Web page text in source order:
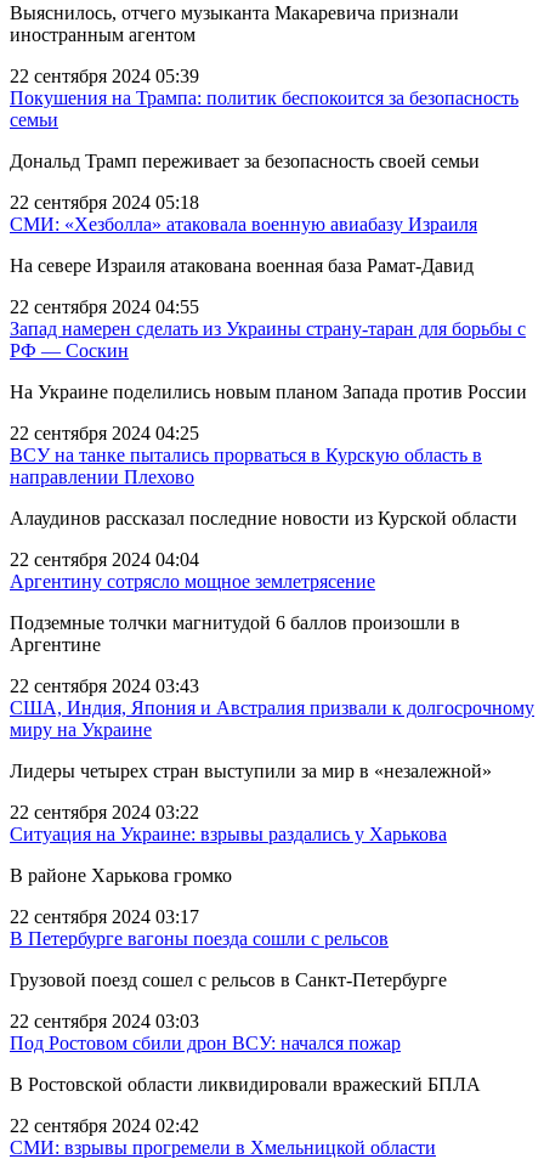
Выяснилось, отчего музыканта Макаревича признали
иностранным агентом
22 сентября 2024 05:39
Покушения на Трампа: политик беспокоится за безопасность
семьи
Дональд Трамп переживает за безопасность своей семьи
22 сентября 2024 05:18
СМИ: «Хезболла» атаковала военную авиабазу Израиля
На севере Израиля атакована военная база Рамат-Давид
22 сентября 2024 04:55
Запад намерен сделать из Украины страну-таран для борьбы с
РФ — Соскин
На Украине поделились новым планом Запада против России
22 сентября 2024 04:25
ВСУ на танке пытались прорваться в Курскую область в
направлении Плехово
Алаудинов рассказал последние новости из Курской области
22 сентября 2024 04:04
Аргентину сотрясло мощное землетрясение
Подземные толчки магнитудой 6 баллов произошли в
Аргентине
22 сентября 2024 03:43
США, Индия, Япония и Австралия призвали к долгосрочному
миру на Украине
Лидеры четырех стран выступили за мир в «незалежной»
22 сентября 2024 03:22
Ситуация на Украине: взрывы раздались у Харькова
В районе Харькова громко
22 сентября 2024 03:17
В Петербурге вагоны поезда сошли с рельсов
Грузовой поезд сошел с рельсов в Санкт-Петербурге
22 сентября 2024 03:03
Под Ростовом сбили дрон ВСУ: начался пожар
В Ростовской области ликвидировали вражеский БПЛА
22 сентября 2024 02:42
СМИ: взрывы прогремели в Хмельницкой области